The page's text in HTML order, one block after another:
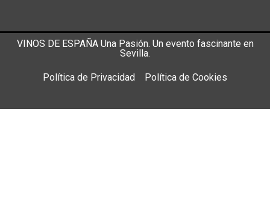
VINOS DE ESPAÑA Una Pasión. Un evento fascinante en
Sevilla.
Política de Privacidad Política de Cookies